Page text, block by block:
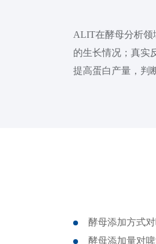
ALIT在酵母分析领
的生长情况；真实
提高蛋白产量，判
酵母添加方式
酵母添加量对